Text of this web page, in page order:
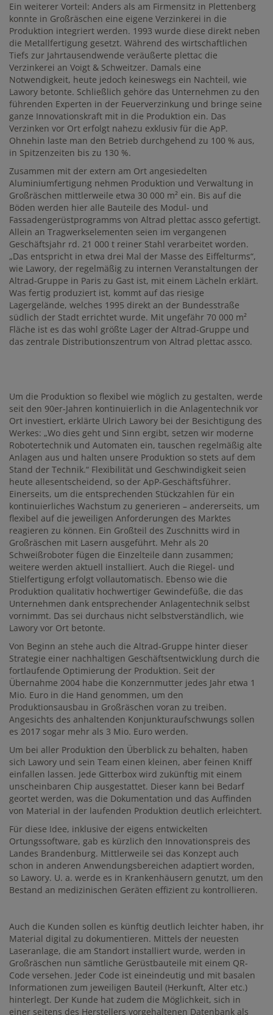
Ein weiterer Vorteil: Anders als am Firmensitz in Plettenberg
konnte in Großräschen eine eigene Verzinkerei in die
Produktion integriert werden. 1993 wurde diese direkt neben
die Metallfertigung gesetzt. Während des wirtschaftlichen
Tiefs zur Jahrtausendwende veräußerte plettac die
Verzinkerei an Voigt & Schweitzer. Damals eine
Notwendigkeit, heute jedoch keineswegs ein Nachteil, wie
Lawory betonte. Schließlich gehöre das Unternehmen zu den
führenden Experten in der Feuerverzinkung und bringe seine
ganze Innovationskraft mit in die Produktion ein. Das
Verzinken vor Ort erfolgt nahezu exklusiv für die ApP.
Ohnehin laste man den Betrieb durchgehend zu 100 % aus,
in Spitzenzeiten bis zu 130 %.
Zusammen mit der extern am Ort angesiedelten
Aluminiumfertigung nehmen Produktion und Verwaltung in
Großräschen mittlerweile etwa 30 000 m² ein. Bis auf die
Böden werden hier alle Bauteile des Modul- und
Fassadengerüstprogramms von Altrad plettac assco gefertigt.
Allein an Tragwerkselementen seien im vergangenen
Geschäftsjahr rd. 21 000 t reiner Stahl verarbeitet worden.
„Das entspricht in etwa drei Mal der Masse des Eiffelturms“,
wie Lawory, der regelmäßig zu internen Veranstaltungen der
Altrad-Gruppe in Paris zu Gast ist, mit einem Lächeln erklärt.
Was fertig produziert ist, kommt auf das riesige
Lagergelände, welches 1995 direkt an der Bundesstraße
südlich der Stadt errichtet wurde. Mit ungefähr 70 000 m²
Fläche ist es das wohl größte Lager der Altrad-Gruppe und
das zentrale Distributionszentrum von Altrad plettac assco.
Um die Produktion so flexibel wie möglich zu gestalten, werde
seit den 90er-Jahren kontinuierlich in die Anlagentechnik vor
Ort investiert, erklärte Ulrich Lawory bei der Besichtigung des
Werkes: „Wo dies geht und Sinn ergibt, setzen wir moderne
Robotertechnik und Automaten ein, tauschen regelmäßig alte
Anlagen aus und halten unsere Produktion so stets auf dem
Stand der Technik.“ Flexibilität und Geschwindigkeit seien
heute allesentscheidend, so der ApP-Geschäftsführer.
Einerseits, um die entsprechenden Stückzahlen für ein
kontinuierliches Wachstum zu generieren – andererseits, um
flexibel auf die jeweiligen Anforderungen des Marktes
reagieren zu können. Ein Großteil des Zuschnitts wird in
Großräschen mit Lasern ausgeführt. Mehr als 20
Schweißroboter fügen die Einzelteile dann zusammen;
weitere werden aktuell installiert. Auch die Riegel- und
Stielfertigung erfolgt vollautomatisch. Ebenso wie die
Produktion qualitativ hochwertiger Gewindefüße, die das
Unternehmen dank entsprechender Anlagentechnik selbst
vornimmt. Das sei durchaus nicht selbstverständlich, wie
Lawory vor Ort betonte.
Von Beginn an stehe auch die Altrad-Gruppe hinter dieser
Strategie einer nachhaltigen Geschäftsentwicklung durch die
fortlaufende Optimierung der Produktion. Seit der
Übernahme 2004 habe die Konzernmutter jedes Jahr etwa 1
Mio. Euro in die Hand genommen, um den
Produktionsausbau in Großräschen voran zu treiben.
Angesichts des anhaltenden Konjunkturaufschwungs sollen
es 2017 sogar mehr als 3 Mio. Euro werden.
Um bei aller Produktion den Überblick zu behalten, haben
sich Lawory und sein Team einen kleinen, aber feinen Kniff
einfallen lassen. Jede Gitterbox wird zukünftig mit einem
unscheinbaren Chip ausgestattet. Dieser kann bei Bedarf
geortet werden, was die Dokumentation und das Auffinden
von Material in der laufenden Produktion deutlich erleichtert.
Für diese Idee, inklusive der eigens entwickelten
Ortungssoftware, gab es kürzlich den Innovationspreis des
Landes Brandenburg. Mittlerweile sei das Konzept auch
schon in anderen Anwendungsbereichen adaptiert worden,
so Lawory. U. a. werde es in Krankenhäusern genutzt, um den
Bestand an medizinischen Geräten effizient zu kontrollieren.
Auch die Kunden sollen es künftig deutlich leichter haben, ihr
Material digital zu dokumentieren. Mittels der neuesten
Laseranlage, die am Standort installiert wurde, werden in
Großräschen nun sämtliche Gerüstbauteile mit einem QR-
Code versehen. Jeder Code ist eineindeutig und mit basalen
Informationen zum jeweiligen Bauteil (Herkunft, Alter etc.)
hinterlegt. Der Kunde hat zudem die Möglichkeit, sich in
einer seitens des Herstellers vorgehaltenen Datenbank als